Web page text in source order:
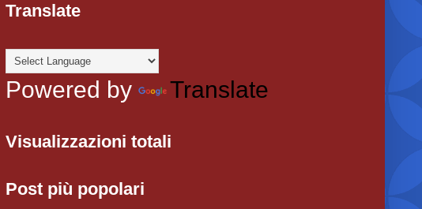
Translate
Powered by Translate
Visualizzazioni totali
Post più popolari